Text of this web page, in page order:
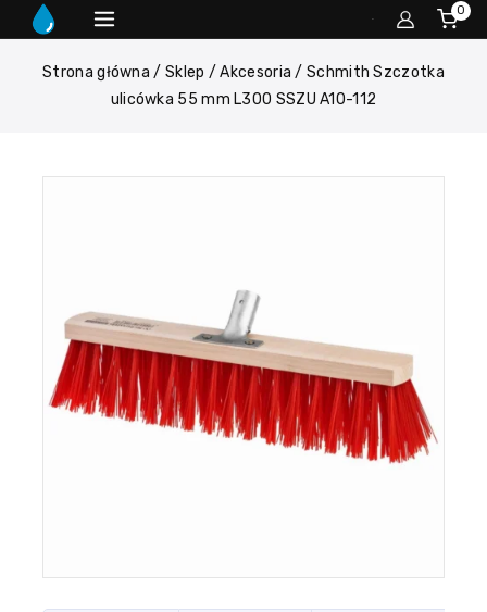
0
Strona główna / Sklep / Akcesoria / Schmith Szczotka
ulicówka 55 mm L300 SSZU A10-112